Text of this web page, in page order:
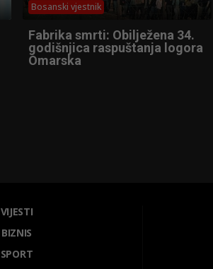
Bosanski vjestnik
Fabrika smrti: Obilježena 34.
godišnjica raspuštanja logora
Omarska
VIJESTI
BIZNIS
SPORT